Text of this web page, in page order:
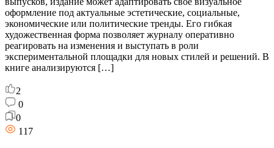
оформление под актуальные эстетические, социальные,
экономические или политические тренды. Его гибкая
художественная форма позволяет журналу оперативно
реагировать на изменения и выступать в роли
экспериментальной площадки для новых стилей и решений. В
книге анализируются […]
2
0
0
117